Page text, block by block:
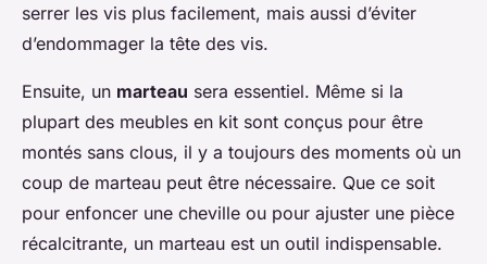
serrer les vis plus facilement, mais aussi d’éviter
d’endommager la tête des vis.
Ensuite, un marteau sera essentiel. Même si la
plupart des meubles en kit sont conçus pour être
montés sans clous, il y a toujours des moments où un
coup de marteau peut être nécessaire. Que ce soit
pour enfoncer une cheville ou pour ajuster une pièce
récalcitrante, un marteau est un outil indispensable.